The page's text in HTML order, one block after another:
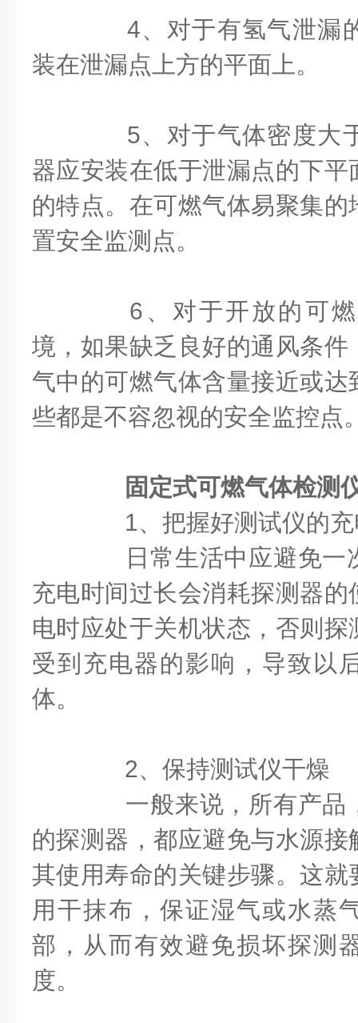
4、对于有氢气泄漏
装在泄漏点上方的平面上。
5、对于气体密度大
器应安装在低于泄漏点的下
的特点。在可燃气体易聚集
置安全监测点。
6、对于开放的可燃
境，如果缺乏良好的通风条
气中的可燃气体含量接近或
些都是不容忽视的安全监控点
固定式可燃气体检测
1、把握好测试仪的充
日常生活中应避免一
充电时间过长会消耗探测器
电时应处于关机状态，否则
受到充电器的影响，导致以
体。
2、保持测试仪干燥
一般来说，所有产品
的探测器，都应避免与水源
其使用寿命的关键步骤。这
用干抹布，保证湿气或水蒸
部，从而有效避免损坏探测
度。